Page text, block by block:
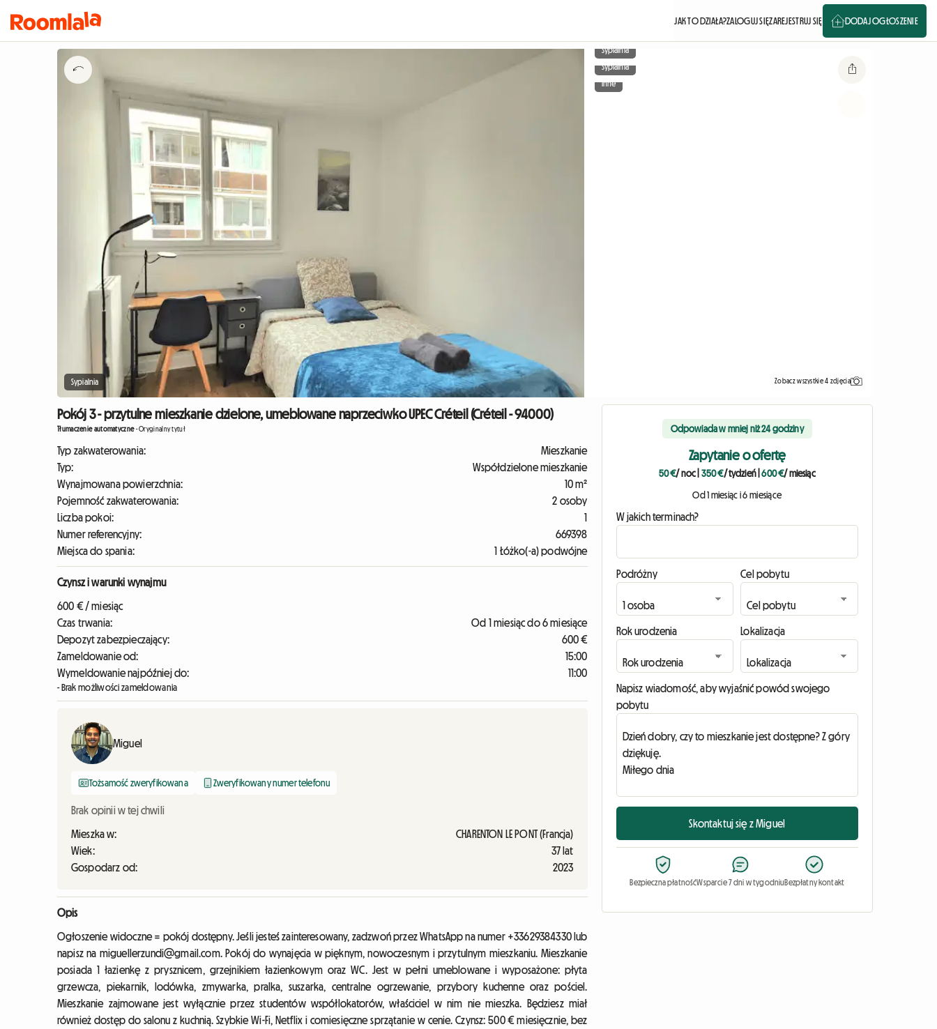
JAK TO DZIAŁA?ZALOGUJ SIĘZAREJESTRUJ SIĘ DODAJ OGŁOSZENIE
Sypialnia
Sypialnia
Sypialnia
Inne
Zobacz wszystkie 4 zdjęcia
Pokój 3 - przytulne mieszkanie dzielone, umeblowane naprzeciwko UPEC Créteil (Créteil - 94000)
Tłumaczenie automatyczne-Oryginalny tytuł
Typ zakwaterowania:
Mieszkanie
Typ:
Współdzielone mieszkanie
Wynajmowana powierzchnia:
10 m²
Pojemność zakwaterowania:
2 osoby
Liczba pokoi:
1
Numer referencyjny:
669398
Miejsca do spania:
1 Łóżko(-a) podwójne
Czynsz i warunki wynajmu
600 € / miesiąc
Czas trwania:
Od 1 miesiąc do 6 miesiące
Depozyt zabezpieczający:
600 €
Zameldowanie od:
15:00
Wymeldowanie najpóźniej do:
11:00
- Brak możliwości zameldowania
Miguel
Tożsamość zweryfikowana Zweryfikowany numer telefonu
Brak opinii w tej chwili
Mieszka w:
CHARENTON LE PONT (Francja)
Wiek:
37 lat
Gospodarz od:
2023
Opis
Ogłoszenie widoczne = pokój dostępny. Jeśli jesteś zainteresowany, zadzwoń przez WhatsApp na numer +33629384330 lub
napisz na miguellerzundi@gmail.com. Pokój do wynajęcia w pięknym, nowoczesnym i przytulnym mieszkaniu. Mieszkanie
posiada 1 łazienkę z prysznicem, grzejnikiem łazienkowym oraz WC. Jest w pełni umeblowane i wyposażone: płyta
grzewcza, piekarnik, lodówka, zmywarka, pralka, suszarka, centralne ogrzewanie, przybory kuchenne oraz pościel.
Mieszkanie zajmowane jest wyłącznie przez studentów współlokatorów, właściciel w nim nie mieszka. Będziesz miał
również dostęp do salonu z kuchnią. Szybkie Wi-Fi, Netflix i comiesięczne sprzątanie w cenie. Czynsz: 500 € miesięcznie, bez
Odpowiada w mniej niż 24 godziny
Zapytanie o ofertę
50 €/ noc 350 €/ tydzień|600 €/ miesiąc
Od 1 miesiąc i 6 miesiące
W jakich terminach?
Podróżny Cel pobytu
Rok urodzenia Lokalizacja
Napisz wiadomość, aby wyjaśnić powód swojego
pobytu
Skontaktuj się z Miguel
Bezpieczna płatnośćWsparcie 7 dni w tygodniuBezpłatny kontakt